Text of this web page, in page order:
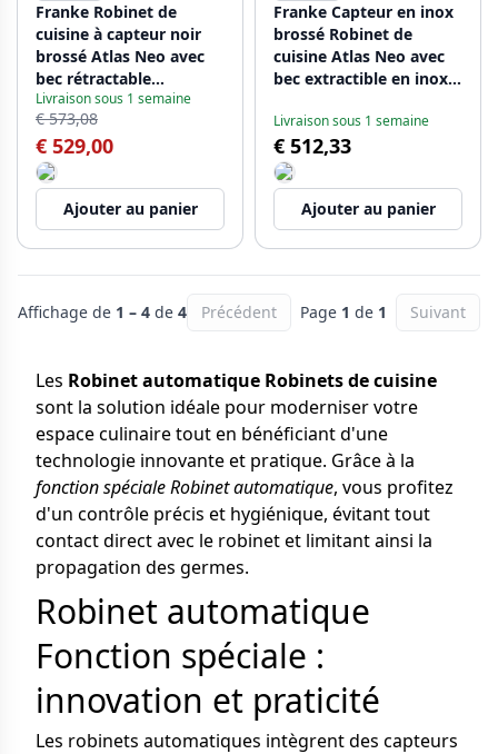
Franke Robinet de
cuisine à capteur noir
brossé Atlas Neo avec
bec rétractable
115.0625.527
Livraison sous 1 semaine
€ 573,08
€ 529,00
Ajouter au panier
Franke Capteur en inox
brossé Robinet de
cuisine Atlas Neo avec
bec extractible en inox
Livraison sous 1 semaine
€ 512,33
Ajouter au panier
Affichage de 1 – 4 de 4 Précédent Page 1 de 1 Suivant
Les Robinet automatique Robinets de cuisine
sont la solution idéale pour moderniser votre
espace culinaire tout en bénéficiant d'une
technologie innovante et pratique. Grâce à la
fonction spéciale Robinet automatique, vous profitez
d'un contrôle précis et hygiénique, évitant tout
contact direct avec le robinet et limitant ainsi la
propagation des germes.
Robinet automatique
Fonction spéciale :
innovation et praticité
Les robinets automatiques intègrent des capteurs